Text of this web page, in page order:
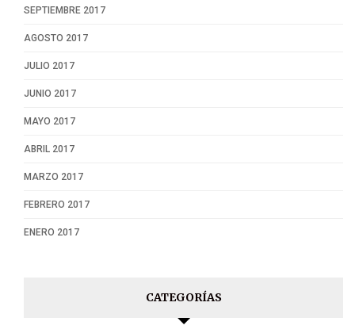
SEPTIEMBRE 2017
AGOSTO 2017
JULIO 2017
JUNIO 2017
MAYO 2017
ABRIL 2017
MARZO 2017
FEBRERO 2017
ENERO 2017
CATEGORÍAS